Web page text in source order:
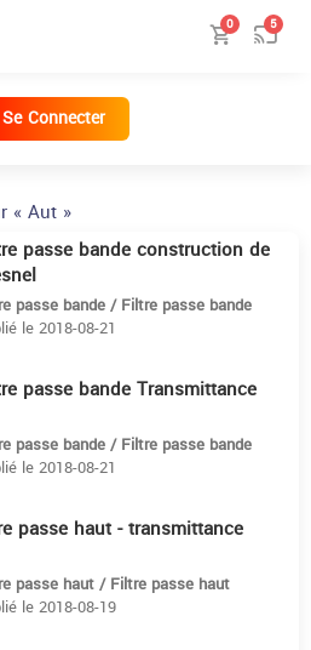
0 5
Se Connecter
« Aut »
passe bande construction de
passe bande / Filtre passe bande
le 2018-08-21
passe bande Transmittance
passe bande / Filtre passe bande
le 2018-08-21
passe haut - transmittance️️
passe haut / Filtre passe haut
le 2018-08-19